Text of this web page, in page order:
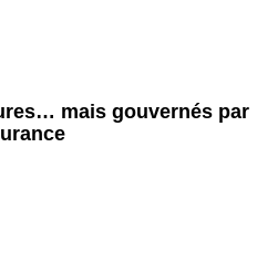
mais gouvernés par